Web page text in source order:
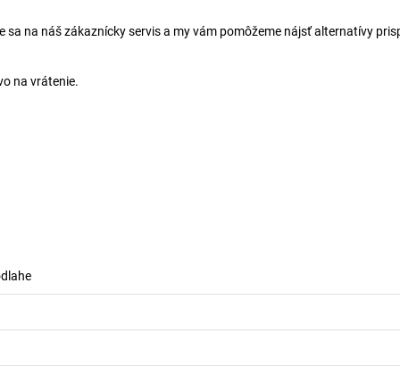
na náš zákaznícky servis a my vám pomôžeme nájsť alternatívy
na vrátenie.